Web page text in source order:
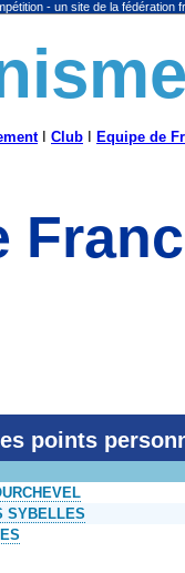
- un site de la fédération
I Club Equipe de
points
SYBELLES